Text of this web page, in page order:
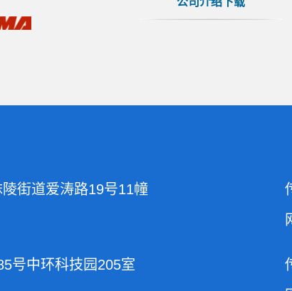
街道爱涛路19号11幢
号中环科技园205室